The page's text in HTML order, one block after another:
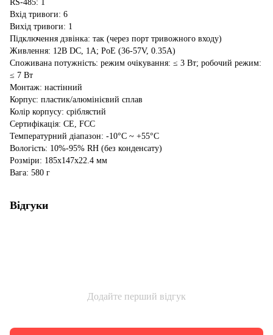
RS-485: 1
Вхід тривоги: 6
Вихід тривоги: 1
Підключення дзвінка: так (через порт тривожного входу)
Живлення: 12В DC, 1A; PoE (36-57V, 0.35A)
Споживана потужність: режим очікування: ≤ 3 Вт; робочий режим:
≤ 7 Вт
Монтаж: настінний
Корпус: пластик/алюмінієвий сплав
Колір корпусу: сріблястий
Сертифікація: CE, FCC
Температурний діапазон: -10°C ~ +55°C
Вологість: 10%-95% RH (без конденсату)
Розміри: 185x147x22.4 мм
Вага: 580 г
Відгуки
Додайте перший відгук